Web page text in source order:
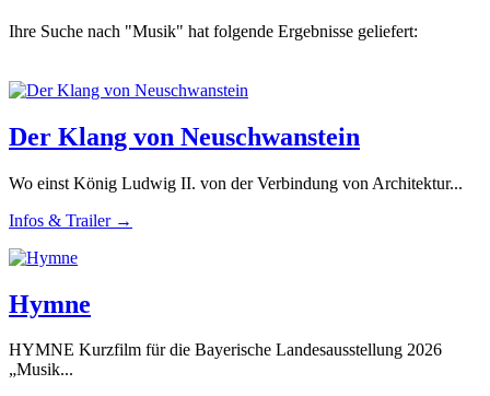
Ihre Suche nach "Musik" hat folgende Ergebnisse geliefert:
Der Klang von Neuschwanstein
Wo einst König Ludwig II. von der Verbindung von Architektur...
Infos & Trailer →
Hymne
HYMNE Kurzfilm für die Bayerische Landesausstellung 2026
„Musik...